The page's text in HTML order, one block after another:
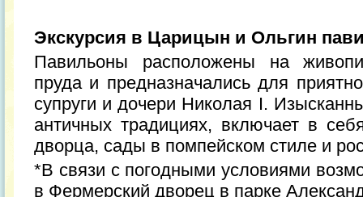
Экскурсия в Царицын и Ольгин
Павильоны расположены на
пруда и предназначались для
супруги и дочери Николая I.
античных традициях, включает в
дворца, сады в помпейском стиле и
*В связи с погодными условиями
в Фермерский дворец в парке